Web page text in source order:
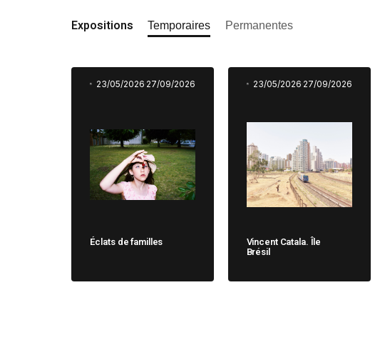
Expositions Temporaires Permanentes
23/05/2026 27/09/2026
Éclats de familles
23/05/2026 27/09/2026
Vincent Catala. Île
Brésil